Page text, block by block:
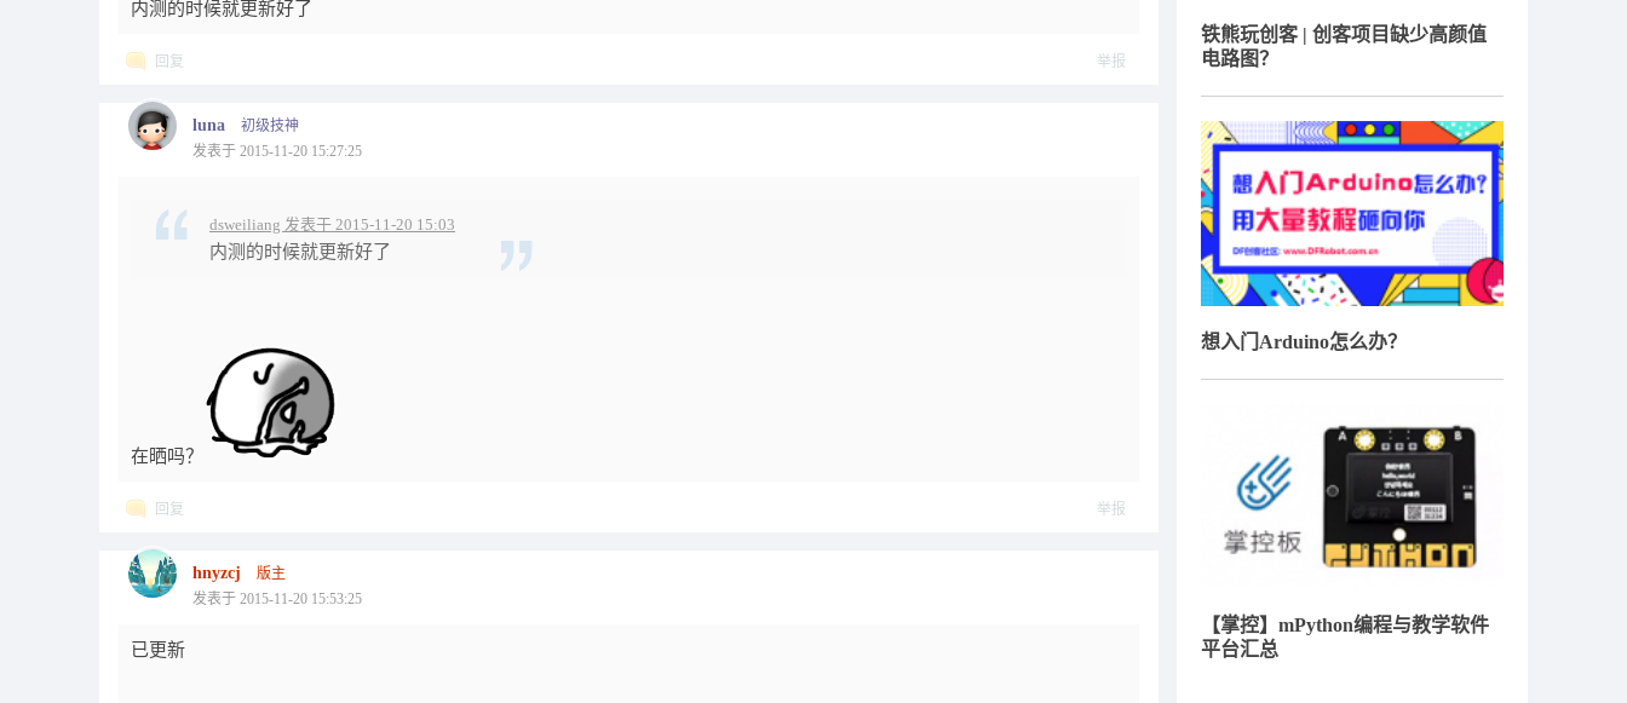
内测的时候就更新好了
回复 举报
luna
初级技神
发表于 2015-11-20 15:27:25
dsweiliang 发表于 2015-11-20 15:03
内测的时候就更新好了
在晒吗？
回复 举报
hnyzcj
版主
发表于 2015-11-20 15:53:25
已更新
铁熊玩创客 | 创客项目缺少高颜值
电路图？
想入门Arduino怎么办？
【掌控】mPython编程与教学软件
平台汇总